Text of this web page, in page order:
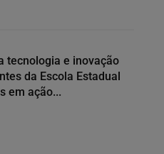
tecnologia e inovação
da Escola Estadual
em ação...